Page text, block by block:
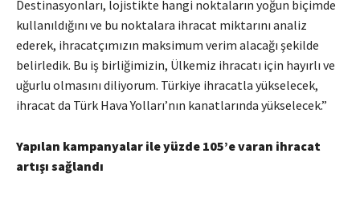
Destinasyonları, lojistikte hangi noktaların yoğun biçimde
kullanıldığını ve bu noktalara ihracat miktarını analiz
ederek, ihracatçımızın maksimum verim alacağı şekilde
belirledik. Bu iş birliğimizin, Ülkemiz ihracatı için hayırlı ve
uğurlu olmasını diliyorum. Türkiye ihracatla yükselecek,
ihracat da Türk Hava Yolları’nın kanatlarında yükselecek.”
Yapılan kampanyalar ile yüzde 105’e varan ihracat
artışı sağlandı